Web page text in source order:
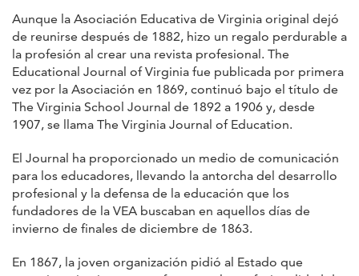
Aunque la Asociación Educativa de Virginia original dejó
de reunirse después de 1882, hizo un regalo perdurable a
la profesión al crear una revista profesional. The
Educational Journal of Virginia fue publicada por primera
vez por la Asociación en 1869, continuó bajo el título de
The Virginia School Journal de 1892 a 1906 y, desde
1907, se llama The Virginia Journal of Education.
El Journal ha proporcionado un medio de comunicación
para los educadores, llevando la antorcha del desarrollo
profesional y la defensa de la educación que los
fundadores de la VEA buscaban en aquellos días de
invierno de finales de diciembre de 1863.
En 1867, la joven organización pidió al Estado que